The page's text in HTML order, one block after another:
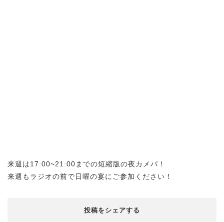
来週は17:00~21:00までの短縮版の夜カメパ！
来週もラジオの前で日曜の宴にご参加ください！
投稿をシェアする